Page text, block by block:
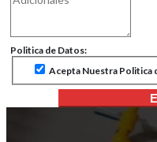
Politica de Datos:
Acepta Nuestra Politica